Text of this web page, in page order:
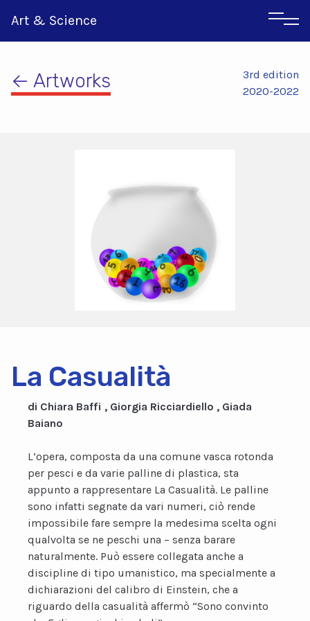
Art & Science
← Artworks
3rd edition
2020-2022
La Casualità
di Chiara Baffi , Giorgia Ricciardiello , Giada
Baiano
L’opera, composta da una comune vasca rotonda
per pesci e da varie palline di plastica, sta
appunto a rappresentare La Casualità. Le palline
sono infatti segnate da vari numeri, ciò rende
impossibile fare sempre la medesima scelta ogni
qualvolta se ne peschi una – senza barare
naturalmente. Può essere collegata anche a
discipline di tipo umanistico, ma specialmente a
dichiarazioni del calibro di Einstein, che a
riguardo della casualità affermò “Sono convinto